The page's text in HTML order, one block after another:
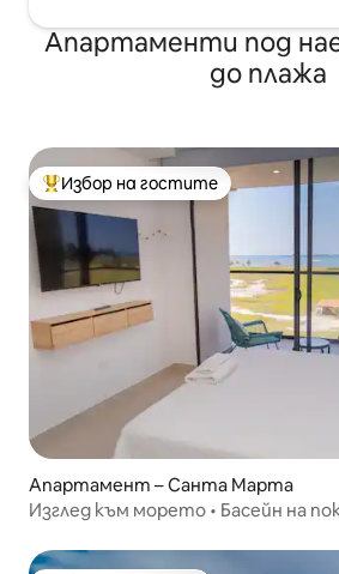
Апартаменти под
до плажа
Най-популярен избор на гостите
Избор на гостите
Апартамент – Санта Марта
Изглед към морето • Басейн на